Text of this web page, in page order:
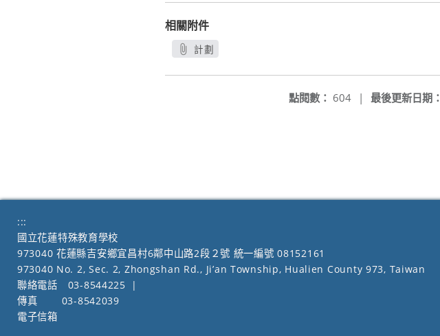
相關附件
計劃
最後更新日期：
點閱數： 604 |
:::
國立花蓮特殊教育學校
973040 花蓮縣吉安鄉宜昌村6鄰中山路2段２號 統一編號 08152161
973040 No. 2, Sec. 2, Zhongshan Rd., Ji’an Township, Hualien County 973, Taiwan
聯絡電話
03-8544225
|
傳真
03-8542039
電子信箱